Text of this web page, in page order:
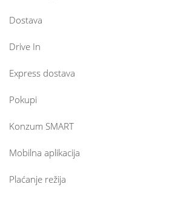
Dostava
Drive In
Express dostava
Pokupi
Konzum SMART
Mobilna aplikacija
Plaćanje režija